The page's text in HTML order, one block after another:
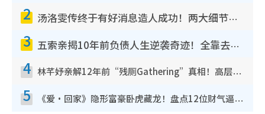
2 汤洛雯传终于有好消息造人成功！两大细节曝孕味极浓引猜测：大肚婆先会咁！
3 五索亲揭10年前负债人生逆袭奇迹！全靠去一地方转运后即遇上马先生
4 林芊妤亲解12年前“残厕Gathering”真相！高层解约一句话重创尊严，至今拒返TVB
5 《爱·回家》隐形富豪卧虎藏龙！盘点12位财气逼人的有钱艺人：这位美女3亿身家不愁做